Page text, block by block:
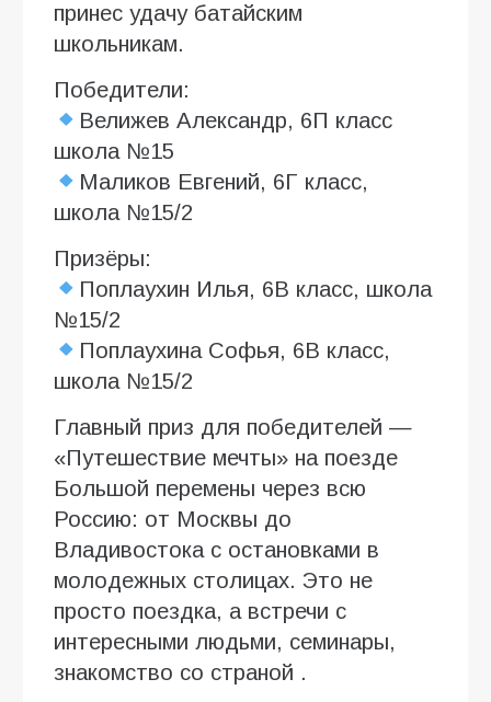
принес удачу батайским
школьникам.
Победители:
Велижев Александр, 6П класс
школа №15
Маликов Евгений, 6Г класс,
школа №15/2
Призёры:
Поплаухин Илья, 6В класс, школа
№15/2
Поплаухина Софья, 6В класс,
школа №15/2
Главный приз для победителей —
«Путешествие мечты» на поезде
Большой перемены через всю
Россию: от Москвы до
Владивостока с остановками в
молодежных столицах. Это не
просто поездка, а встречи с
интересными людьми, семинары,
знакомство со страной .